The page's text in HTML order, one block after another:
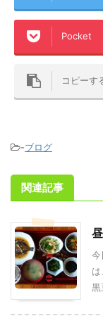
Pocket
コピーす
-ブログ
関連記事
今
黒